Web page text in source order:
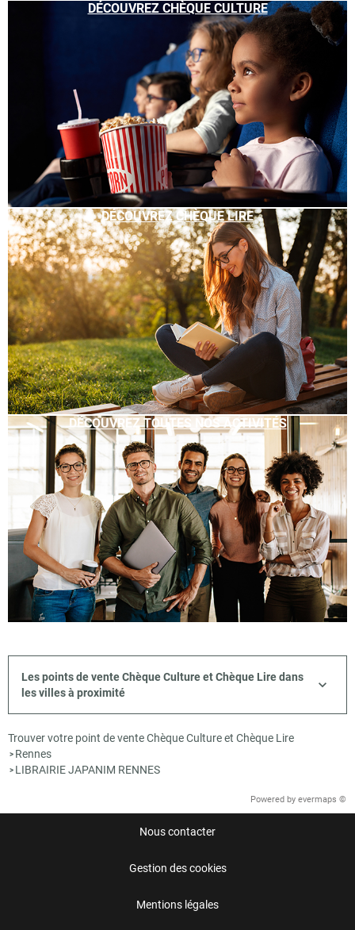
DÉCOUVREZ CHÈQUE CULTURE
DÉCOUVREZ CHÈQUE LIRE
DÉCOUVREZ TOUTES NOS ACTIVITÉS
Les points de vente Chèque Culture et Chèque Lire dans
les villes à proximité
Trouver votre point de vente Chèque Culture et Chèque Lire
> Rennes
> LIBRAIRIE JAPANIM RENNES
Powered by evermaps ©
Nous contacter
Gestion des cookies
Mentions légales